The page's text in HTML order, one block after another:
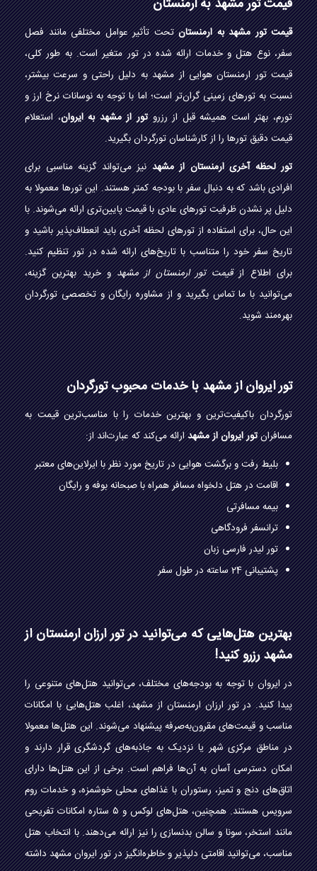
قیمت تور مشهد به ارمنستان
قیمت تور مشهد به ارمنستانتحت تأثیر عوامل مختلفی مانند فصل
سفر، نوع هتل و خدمات ارائه شده در تور متغیر است. به طور کلی،
قیمت تور ارمنستان هوایی از مشهد به دلیل راحتی و سرعت بیشتر،
نسبت به تورهای زمینی گران‌تر است؛ اما با توجه به نوسانات نرخ ارز و
تورم، بهتر است همیشه قبل از رزروتور از مشهد به ایروان، استعلام
قیمت دقیق تورها را از کارشناسان تورگردان بگیرید.
تور لحظه آخری ارمنستان از مشهدنیز می‌تواند گزینه مناسبی برای
افرادی باشد که به دنبال سفر با بودجه کمتر هستند. این تورها معمولا به
دلیل پر نشدن ظرفیت تورهای عادی با قیمت پایین‌تری ارائه می‌شوند. با
این حال، برای استفاده از تورهای لحظه آخری باید انعطاف‌پذیر باشید و
تاریخ سفر خود را متناسب با تاریخ‌های ارائه شده در تور تنظیم کنید.
برای اطلاع ازقیمت تور ارمنستان از مشهدو خرید بهترین گزینه،
می‌توانید با ما تماس بگیرید و از مشاوره رایگان و تخصصی تورگردان
بهره‌مند شوید.
تور ایروان از مشهد با خدمات محبوب تورگردان
تورگردان باکیفیت‌ترین و بهترین خدمات را با مناسب‌ترین قیمت به
مسافرانتور ایروان از مشهدارائه می‌کند که عبارت‌اند از:
بلیط رفت و برگشت هوایی در تاریخ مورد نظر با ایرلاین‌های معتبر
اقامت در هتل دلخواه مسافر همراه با صبحانه بوفه و رایگان
بیمه مسافرتی
ترانسفر فرودگاهی
تور لیدر فارسی زبان
پشتیبانی 24 ساعته در طول سفر
بهترین هتل‌هایی که می‌توانید در تور ارزان ارمنستان از
مشهد رزرو کنید!
در ایروان با توجه به بودجه‌های مختلف، می‌توانید هتل‌های متنوعی را
پیدا کنید. در تور ارزان ارمنستان از مشهد، اغلب هتل‌هایی با امکانات
مناسب و قیمت‌های مقرون‌به‌صرفه پیشنهاد می‌شوند. این هتل‌ها معمولا
در مناطق مرکزی شهر یا نزدیک به جاذبه‌های گردشگری قرار دارند و
امکان دسترسی آسان به آن‌ها فراهم است. برخی از این هتل‌ها دارای
اتاق‌های دنج و تمیز، رستوران با غذاهای محلی خوشمزه، و خدمات روم
سرویس هستند. همچنین، هتل‌های لوکس و ۵ ستاره امکانات تفریحی
مانند استخر، سونا و سالن بدنسازی را نیز ارائه می‌دهند. با انتخاب هتل
مناسب، می‌توانید اقامتی دلپذیر و خاطره‌انگیز در تور ایروان مشهد داشته